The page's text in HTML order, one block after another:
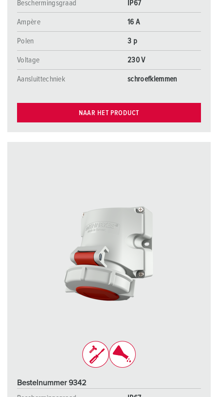
Beschermingsgraad
IP67
Ampère 16 A
Polen 3 p
Voltage 230 V
Aansluittechniek schroefklemmen
NAAR HET PRODUCT
Bestelnummer 9342